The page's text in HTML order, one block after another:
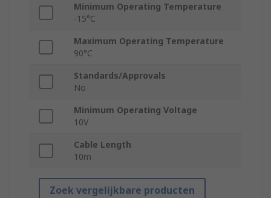
Minimum Operating Temperature
-15°C
Maximum Operating Temperature
90°C
Standards/Approvals
No
Minimum Operating Voltage
10V
Cable Length
10m
Zoek vergelijkbare producten